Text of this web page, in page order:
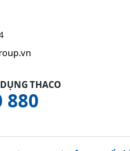
THACO
880